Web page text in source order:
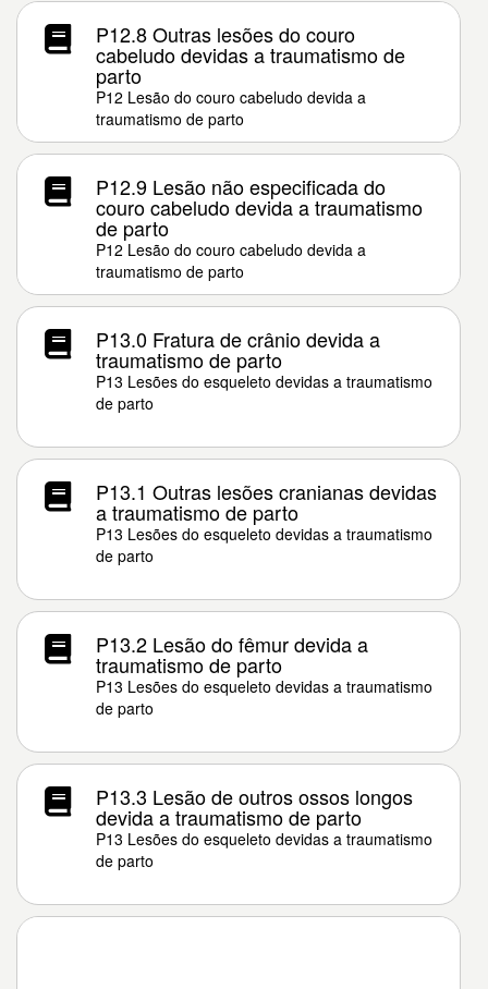
P12.8 Outras lesões do couro
cabeludo devidas a traumatismo de
parto
P12 Lesão do couro cabeludo devida a
traumatismo de parto
P12.9 Lesão não especificada do
couro cabeludo devida a traumatismo
de parto
P12 Lesão do couro cabeludo devida a
traumatismo de parto
P13.0 Fratura de crânio devida a
traumatismo de parto
P13 Lesões do esqueleto devidas a traumatismo
de parto
P13.1 Outras lesões cranianas devidas
a traumatismo de parto
P13 Lesões do esqueleto devidas a traumatismo
de parto
P13.2 Lesão do fêmur devida a
traumatismo de parto
P13 Lesões do esqueleto devidas a traumatismo
de parto
P13.3 Lesão de outros ossos longos
devida a traumatismo de parto
P13 Lesões do esqueleto devidas a traumatismo
de parto